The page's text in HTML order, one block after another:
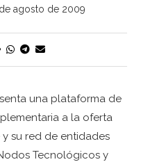
agosto de 2009
una plataforma de
a la oferta
su red de entidades
Tecnológicos y